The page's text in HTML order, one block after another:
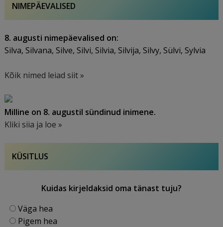
NIMEPÄEVALISED
8. augusti nimepäevalised on:
Silva, Silvana, Silve, Silvi, Silvia, Silvija, Silvy, Sülvi, Sylvia
Kõik nimed leiad siit »
Milline on 8. augustil sündinud inimene.
Kliki siia ja loe »
KÜSITLUS
Kuidas kirjeldaksid oma tänast tuju?
Väga hea
Pigem hea